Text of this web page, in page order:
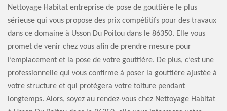
Nettoyage Habitat entreprise de pose de gouttière le plus
sérieuse qui vous propose des prix compétitifs pour des travaux
dans ce domaine à Usson Du Poitou dans le 86350. Elle vous
promet de venir chez vous afin de prendre mesure pour
l’emplacement et la pose de votre gouttière. De plus, c’est une
professionnelle qui vous confirme à poser la gouttière ajustée à
votre structure et qui protègera votre toiture pendant
longtemps. Alors, soyez au rendez-vous chez Nettoyage Habitat